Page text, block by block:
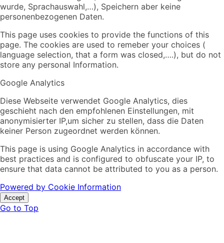
wurde, Sprachauswahl,…), Speichern aber keine
personenbezogenen Daten.
This page uses cookies to provide the functions of this
page. The cookies are used to remeber your choices (
language selection, that a form was closed,….), but do not
store any personal Information.
Google Analytics
Diese Webseite verwendet Google Analytics, dies
geschieht nach den empfohlenen Einstellungen, mit
anonymisierter IP,um sicher zu stellen, dass die Daten
keiner Person zugeordnet werden können.
This page is using Google Analytics in accordance with
best practices and is configured to obfuscate your IP, to
ensure that data cannot be attributed to you as a person.
Powered by Cookie Information
Accept
Go to Top